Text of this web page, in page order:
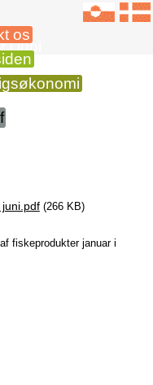
os
i juni
(266 KB)
fiskeprodukter januar i